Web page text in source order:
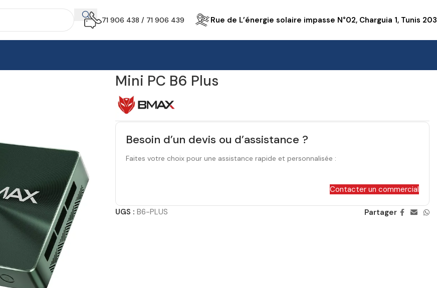
71 906 438 / 71 906 439 Rue de L’énergie solaire impasse N°02, Charguia 1, Tunis
Mini PC B6 Plus
Besoin d’un devis ou d’assistance ?
Faites votre choix pour une assistance rapide et personnalisée :
Contacter un commercial
UGS : B6-PLUS Partager